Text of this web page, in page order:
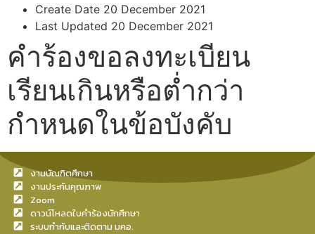
Create Date 20 December 2021
Last Updated 20 December 2021
คำร้องขอลงทะเบียน
เรียนเกินหรือต่ำกว่า
กำหนดในข้อบังคับ
งานบัณฑิตศึกษา
งานประกันคุณภาพ
Zoom
ดาวน์โหลดใบคำร้องนักศึกษา
ระบบกำกับและติดตาม มคอ.